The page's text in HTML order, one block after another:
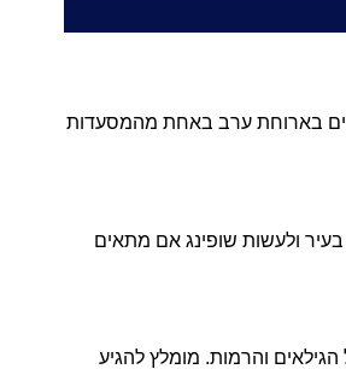
בארוחת ערב באחת מהמסעדות
ולעשות שופינג אם מתאים
והרמות. מומלץ להגיע